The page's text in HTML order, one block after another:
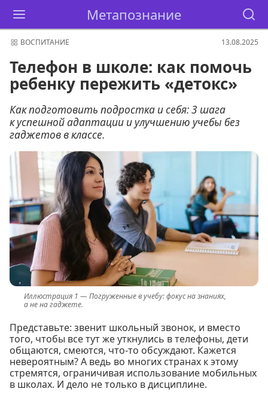
Метапознание
ВОСПИТАНИЕ 13.08.2025
Телефон в школе: как помочь
ребенку пережить «детокс»
Как подготовить подростка и себя: 3 шага
к успешной адаптации и улучшению учебы без
гаджетов в классе.
Погруженные в учебу: фокус на знаниях,
а не на гаджете.
Представьте: звенит школьный звонок, и вместо
того, чтобы все тут же уткнулись в телефоны, дети
общаются, смеются, что-то обсуждают. Кажется
невероятным? А ведь во многих странах к этому
стремятся, ограничивая использование мобильных
в школах. И дело не только в дисциплине.